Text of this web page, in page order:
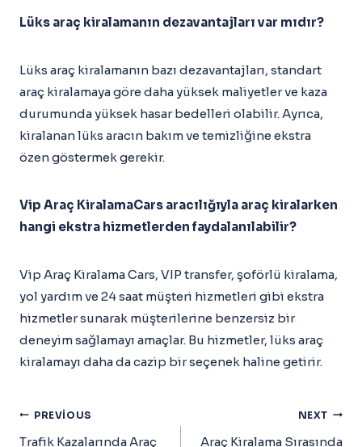
Lüks araç kiralamanın dezavantajları var mıdır?
Lüks araç kiralamanın bazı dezavantajları, standart
araç kiralamaya göre daha yüksek maliyetler ve kaza
durumunda yüksek hasar bedelleri olabilir. Ayrıca,
kiralanan lüks aracın bakım ve temizliğine ekstra
özen göstermek gerekir.
Vip Araç KiralamaCars aracılığıyla araç kiralarken
hangi ekstra hizmetlerden faydalanılabilir?
Vip Araç Kiralama Cars, VIP transfer, şoförlü kiralama,
yol yardım ve 24 saat müşteri hizmetleri gibi ekstra
hizmetler sunarak müşterilerine benzersiz bir
deneyim sağlamayı amaçlar. Bu hizmetler, lüks araç
kiralamayı daha da cazip bir seçenek haline getirir.
Yazı
PREVIOUS
Trafik Kazalarında Araç
NEXT
Araç Kiralama Sırasında